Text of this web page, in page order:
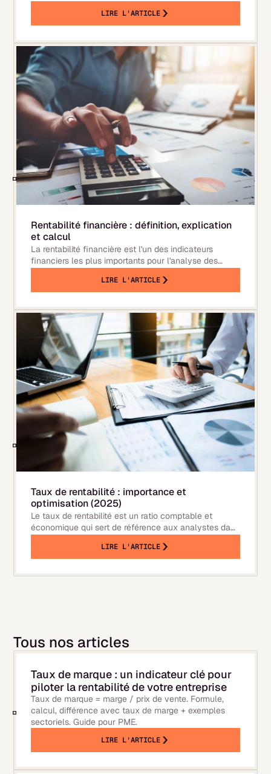
viabilité économique d’un projet entrepreneurial, et de
prendre des décisions importantes lors de la mise en
LIRE L'ARTICLE
Rentabilité financière : définition, explication
et calcul
La rentabilité financière est l'un des indicateurs
financiers les plus importants pour l'analyse des
cet article, nous vous montrons de quoi il s'agit et
quelles sont ses composantes, et évoquons
également le mode de calcul de la rentabilité
LIRE L'ARTICLE
Taux de rentabilité : importance et
optimisation (2025)
Le taux de rentabilité est un ratio comptable et
économique qui sert de référence aux analystes dans
aussi un indicateur de la qualité d'un investissement.
En fonction des éléments utilisés pour le calculer, il
peut désigner la rentabilité
LIRE L'ARTICLE
Tous nos articles
Taux de marque : un indicateur clé pour
piloter la rentabilité de votre entreprise
Taux de marque = marge / prix de vente. Formule,
calcul, différence avec taux de marge + exemples
sectoriels. Guide pour PME.
LIRE L'ARTICLE